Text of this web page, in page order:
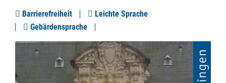
Barrierefreiheit
Leichte Sprache
Gebärdensprache